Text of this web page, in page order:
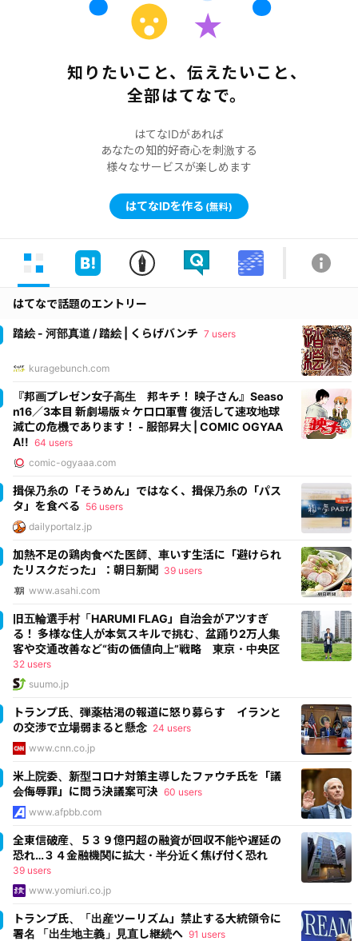
知りたいこと、伝えたいこと、
全部はてなで。
はてなIDがあれば
あなたの知的好奇心を刺激する
様々なサービスが楽しめます
はてなIDを作る (無料)
はてなで話題のエントリー
踏絵 - 河部真道 / 踏絵 | くらげバンチ 7 users
kuragebunch.com
『邦画プレゼン女子高生 邦キチ！ 映子さん』Seaso
n16／3本目 新劇場版☆ケロロ軍曹 復活して速攻地球
滅亡の危機であります！ - 服部昇大 | COMIC OGYAA
A!! 64 users
comic-ogyaaa.com
揖保乃糸の「そうめん」ではなく、揖保乃糸の「パス
タ」を食べる 56 users
dailyportalz.jp
加熱不足の鶏肉食べた医師、車いす生活に「避けられ
たリスクだった」：朝日新聞 39 users
www.asahi.com
旧五輪選手村「HARUMI FLAG」自治会がアツすぎ
る！ 多様な住人が本気スキルで挑む、盆踊り2万人集
客や交通改善など“街の価値向上”戦略 東京・中央区
32 users
suumo.jp
トランプ氏、弾薬枯渇の報道に怒り募らす イランと
の交渉で立場弱まると懸念 24 users
www.cnn.co.jp
米上院委、新型コロナ対策主導したファウチ氏を「議
会侮辱罪」に問う決議案可決 60 users
www.afpbb.com
全東信破産、５３９億円超の融資が回収不能や遅延の
恐れ…３４金融機関に拡大・半分近く焦げ付く恐れ
39 users
www.yomiuri.co.jp
トランプ氏、「出産ツーリズム」禁止する大統領令に
署名 「出生地主義」見直し継続へ 91 users